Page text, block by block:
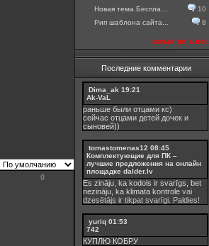
0
Новая тема.Беспла...
10
Рип шаблона сайта...
8
посмотреть все
Последние комментарии
Dima_ak 19:21
Ak-VaL
раньше были отцами кс)
сейчас отцами детей дочек и
сыновей))
tomastomenas12 08:45
Комплектующие для ПК –
лучшие предложения на онлайн
площадке dalder.lv
Es zināju, ka kodols ir svarīgs, bet
nezināju, ka klimata kontrole vai
dzesētājs ir tikpat svarīgi. Paldies!
yuriq 01:53
742
КУПЛЮ КОБРУ